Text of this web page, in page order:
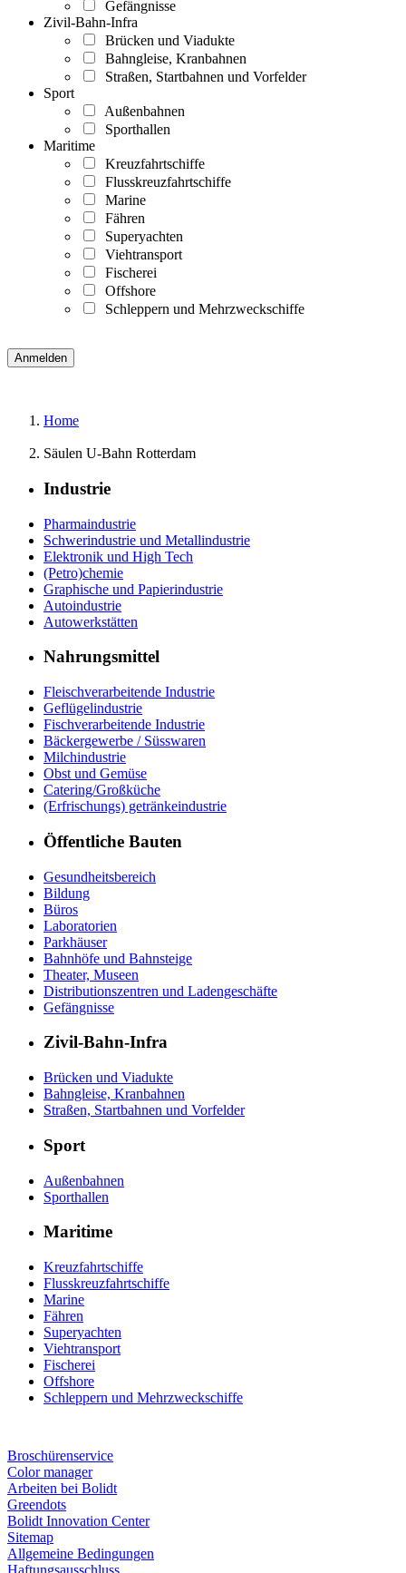
Gefängnisse
Zivil-Bahn-Infra
Brücken und Viadukte
Bahngleise, Kranbahnen
Straßen, Startbahnen und Vorfelder
Sport
Außenbahnen
Sporthallen
Maritime
Kreuzfahrtschiffe
Flusskreuzfahrtschiffe
Marine
Fähren
Superyachten
Viehtransport
Fischerei
Offshore
Schleppern und Mehrzweckschiffe
Home
Säulen U-Bahn Rotterdam
Industrie
Pharmaindustrie
Schwerindustrie und Metallindustrie
Elektronik und High Tech
(Petro)chemie
Graphische und Papierindustrie
Autoindustrie
Autowerkstätten
Nahrungsmittel
Fleischverarbeitende Industrie
Geflügelindustrie
Fischverarbeitende Industrie
Bäckergewerbe / Süsswaren
Milchindustrie
Obst und Gemüse
Catering/Großküche
(Erfrischungs) getränkeindustrie
Öffentliche Bauten
Gesundheitsbereich
Bildung
Büros
Laboratorien
Parkhäuser
Bahnhöfe und Bahnsteige
Theater, Museen
Distributionszentren und Ladengeschäfte
Gefängnisse
Zivil-Bahn-Infra
Brücken und Viadukte
Bahngleise, Kranbahnen
Straßen, Startbahnen und Vorfelder
Sport
Außenbahnen
Sporthallen
Maritime
Kreuzfahrtschiffe
Flusskreuzfahrtschiffe
Marine
Fähren
Superyachten
Viehtransport
Fischerei
Offshore
Schleppern und Mehrzweckschiffe
Broschürenservice
Color manager
Arbeiten bei Bolidt
Greendots
Bolidt Innovation Center
Sitemap
Allgemeine Bedingungen
Haftungsausschluss